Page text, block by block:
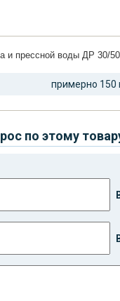
и прессной воды ДР 30/50
примерно 150
по этому